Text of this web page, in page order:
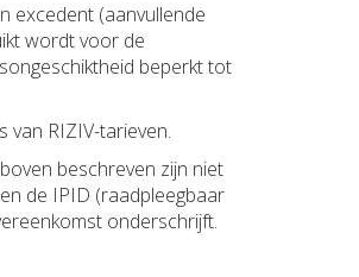
excedent (aanvullende
wordt voor de
beperkt tot
RIZIV-tarieven.
beschreven zijn niet
de IPID (raadpleegbaar
onderschrijft.